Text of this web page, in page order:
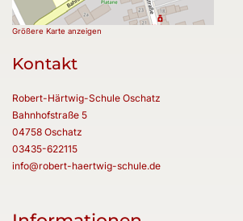
Größere Karte anzeigen
Kontakt
Robert-Härtwig-Schule Oschatz
Bahnhofstraße 5
04758 Oschatz
03435-622115
info@robert-haertwig-schule.de